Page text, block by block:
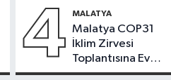
4 MALATYA
Malatya COP31
İklim Zirvesi
Toplantısına Ev
Sahipliği Yaptı